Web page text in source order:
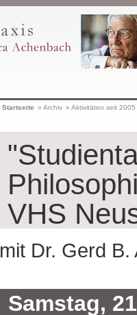
Startseite » Archiv » Aktivitäten seit 2005
VHS
mit Dr. Gerd
Samstag,